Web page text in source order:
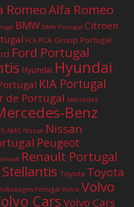
RomeoAlfa Romeo
BMW BMW Portugal Citroen
FCA FCA Group Portugal
Ford Portugal
Hyundai Hyundai
KIA Portugal
de Portugal Mercedes
Benz
AMG Nissan Nissan
Peugeot
Renault Portugal
Stellantis Toyota Toyota
Portugal Volvo Volvo
CarsVolvo Cars